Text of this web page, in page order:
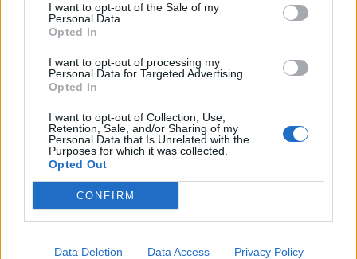
I want to opt-out of the Sale of my
Personal Data.
Opted In
I want to opt-out of processing my
Personal Data for Targeted Advertising.
Opted In
I want to opt-out of Collection, Use,
Retention, Sale, and/or Sharing of my
Personal Data that Is Unrelated with the
Purposes for which it was collected.
Opted Out
CONFIRM
Data Deletion Data Access Privacy Policy
soccorsa una ragazza si 22 anni